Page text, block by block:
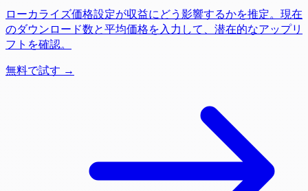
ローカライズ価格設定が収益にどう影響するかを推定。現在
のダウンロード数と平均価格を入力して、潜在的なアップリ
フトを確認。
無料で試す →